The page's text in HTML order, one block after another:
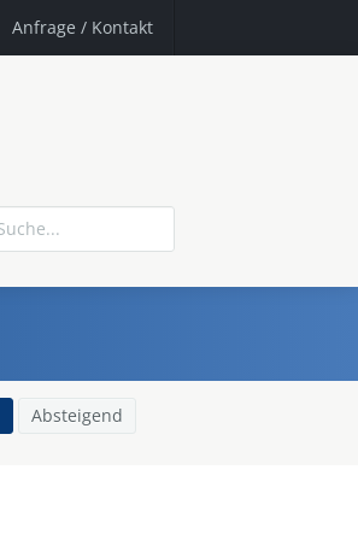
Anfrage / Kontakt
Absteigend